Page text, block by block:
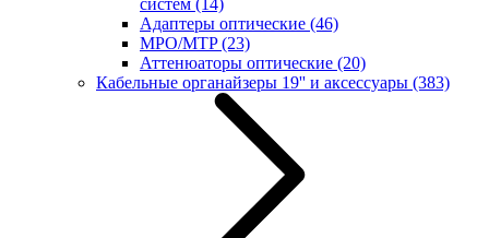
систем (14)
Адаптеры оптические (46)
MPO/MTP(23)
Аттенюаторы оптические (20)
Кабельные органайзеры 19'' и аксессуары (383)